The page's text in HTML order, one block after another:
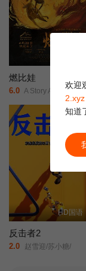
燃比娃
6.0 A Story About Fire/
HD国语
反击者2
2.0 赵雪迎/苏小糖/
欢迎
2.xyz
知道